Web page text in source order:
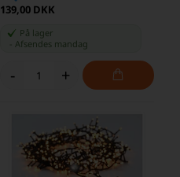
139,00 DKK
På lager
Afsendes mandag
- +